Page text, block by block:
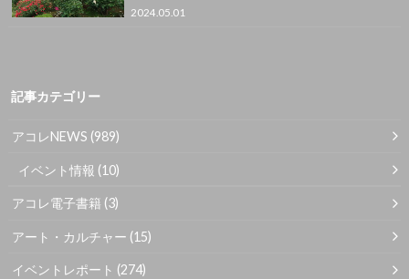
2024.05.01
記事カテゴリー
アコレNEWS (989)
イベント情報 (10)
アコレ電子書籍 (3)
アート・カルチャー (15)
イベントレポート (274)